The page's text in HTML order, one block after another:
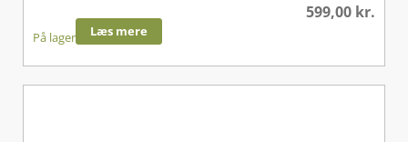
599,00 kr.
På lager Læs mere